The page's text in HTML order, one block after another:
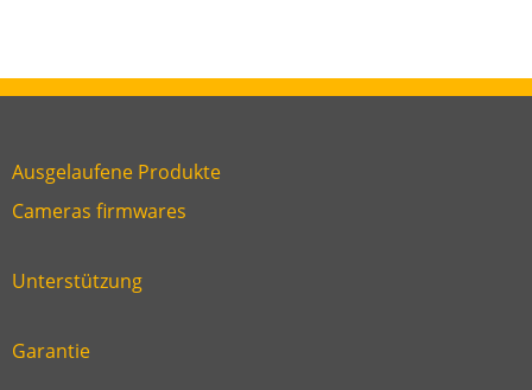
Link
footer
Ausgelaufene Produkte
Link
six
Cameras firmwares
Link
second
Unterstützung
Link
Garantie